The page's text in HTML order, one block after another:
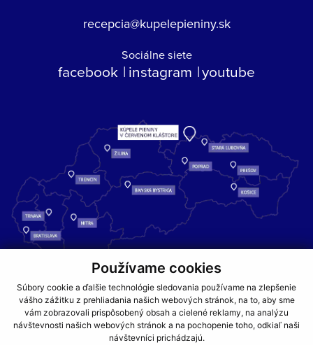
Používame cookies
Súbory cookie a ďalšie technológie sledovania používame na zlepšenie
vášho zážitku z prehliadania našich webových stránok, na to, aby sme
vám zobrazovali prispôsobený obsah a cielené reklamy, na analýzu
návštevnosti našich webových stránok a na pochopenie toho, odkiaľ naši
návštevníci prichádzajú.
recepcia@kupelepieniny.sk
Sociálne siete
facebook instagram youtube
Kúpele Pieniny – miesto, kde sa príroda stretáva s liečivou silou
vody a oddychom pre telo aj dušu.
GDPR COOKIES PARTNERI
JEDÁLNY LÍSTOK